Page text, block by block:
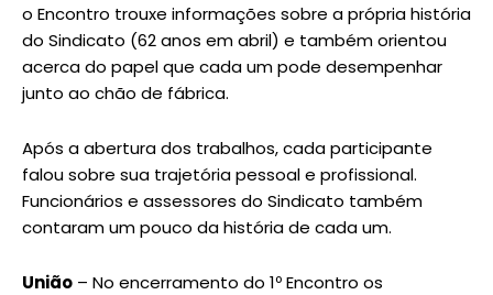
o Encontro trouxe informações sobre a própria história
do Sindicato (62 anos em abril) e também orientou
acerca do papel que cada um pode desempenhar
junto ao chão de fábrica.
Após a abertura dos trabalhos, cada participante
falou sobre sua trajetória pessoal e profissional.
Funcionários e assessores do Sindicato também
contaram um pouco da história de cada um.
União – No encerramento do 1º Encontro os